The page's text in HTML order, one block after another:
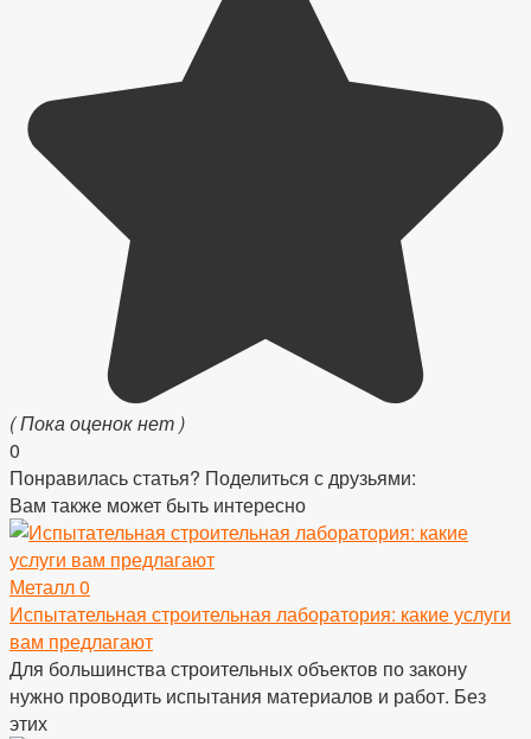
( Пока оценок нет )
0
Понравилась статья? Поделиться с друзьями:
Вам также может быть интересно
Металл0
Испытательная строительная лаборатория: какие услуги
вам предлагают
Для большинства строительных объектов по закону
нужно проводить испытания материалов и работ. Без
этих